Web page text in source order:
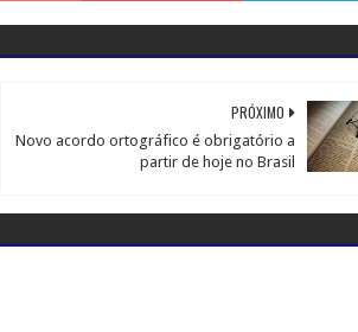
PRÓXIMO
Novo acordo ortográfico é obrigatório a
partir de hoje no Brasil